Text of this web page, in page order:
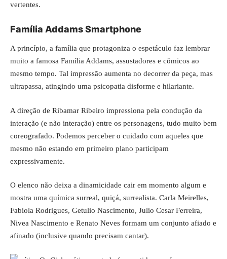
vertentes.
Família Addams Smartphone
A princípio, a família que protagoniza o espetáculo faz lembrar
muito a famosa Família Addams, assustadores e cômicos ao
mesmo tempo. Tal impressão aumenta no decorrer da peça, mas
ultrapassa, atingindo uma psicopatia disforme e hilariante.
A direção de Ribamar Ribeiro impressiona pela condução da
interação (e não interação) entre os personagens, tudo muito bem
coreografado. Podemos perceber o cuidado com aqueles que
mesmo não estando em primeiro plano participam
expressivamente.
O elenco não deixa a dinamicidade cair em momento algum e
mostra uma química surreal, quiçá, surrealista. Carla Meirelles,
Fabiola Rodrigues, Getulio Nascimento, Julio Cesar Ferreira,
Nivea Nascimento e Renato Neves formam um conjunto afiado e
afinado (inclusive quando precisam cantar).